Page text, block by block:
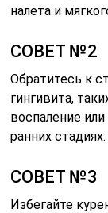
налета и
СОВЕТ №2
Обратитесь к
гингивита,
воспаление
ранних стадиях.
СОВЕТ №3
Избегайте